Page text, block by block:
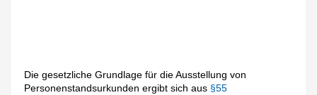
Die gesetzliche Grundlage für die Ausstellung von
Personenstandsurkunden ergibt sich aus §55